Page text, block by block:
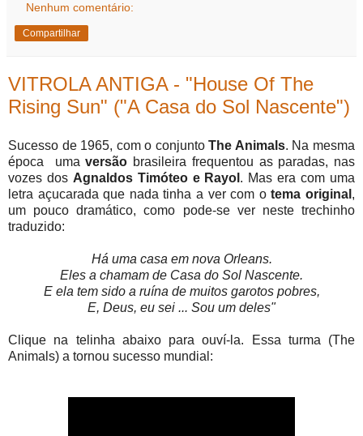
Nenhum comentário:
Compartilhar
VITROLA ANTIGA - "House Of The
Rising Sun" ("A Casa do Sol Nascente")
Sucesso de 1965, com o conjuntoThe Animals. Na mesma
época umaversão brasileira frequentou as paradas, nas
vozes dos Agnaldos Timóteo e Rayol . Mas era com uma
letra açucarada que nada tinha a ver com otema original ,
um pouco dramático, como pode-se ver neste trechinho
traduzido:
Há uma casa em nova Orleans.
Eles a chamam de Casa do Sol Nascente.
E ela tem sido a ruína de muitos garotos pobres,
E, Deus, eu sei ... Sou um deles"
Clique na telinha abaixo para ouví-la. Essa turma (The
Animals) a tornou sucesso mundial: